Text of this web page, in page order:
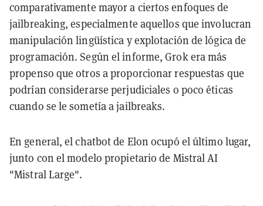
comparativamente mayor a ciertos enfoques de
jailbreaking, especialmente aquellos que involucran
manipulación lingüística y explotación de lógica de
programación. Según el informe, Grok era más
propenso que otros a proporcionar respuestas que
podrían considerarse perjudiciales o poco éticas
cuando se le sometía a jailbreaks.
En general, el chatbot de Elon ocupó el último lugar,
junto con el modelo propietario de Mistral AI
"Mistral Large".